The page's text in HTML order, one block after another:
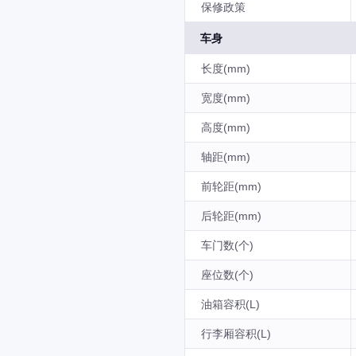
保修政策
车身
长度(mm)
宽度(mm)
高度(mm)
轴距(mm)
前轮距(mm)
后轮距(mm)
车门数(个)
座位数(个)
油箱容积(L)
行李厢容积(L)